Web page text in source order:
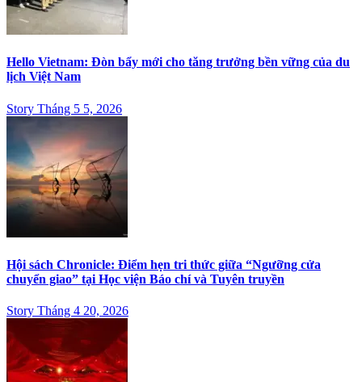
Hello Vietnam: Đòn bẩy mới cho tăng trưởng bền vững của du
lịch Việt Nam
Story Tháng 5 5, 2026
Hội sách Chronicle: Điểm hẹn tri thức giữa “Ngưỡng cửa
chuyển giao” tại Học viện Báo chí và Tuyên truyền
Story Tháng 4 20, 2026